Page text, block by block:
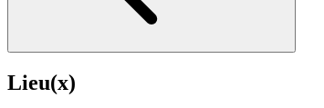
Lieu(x)